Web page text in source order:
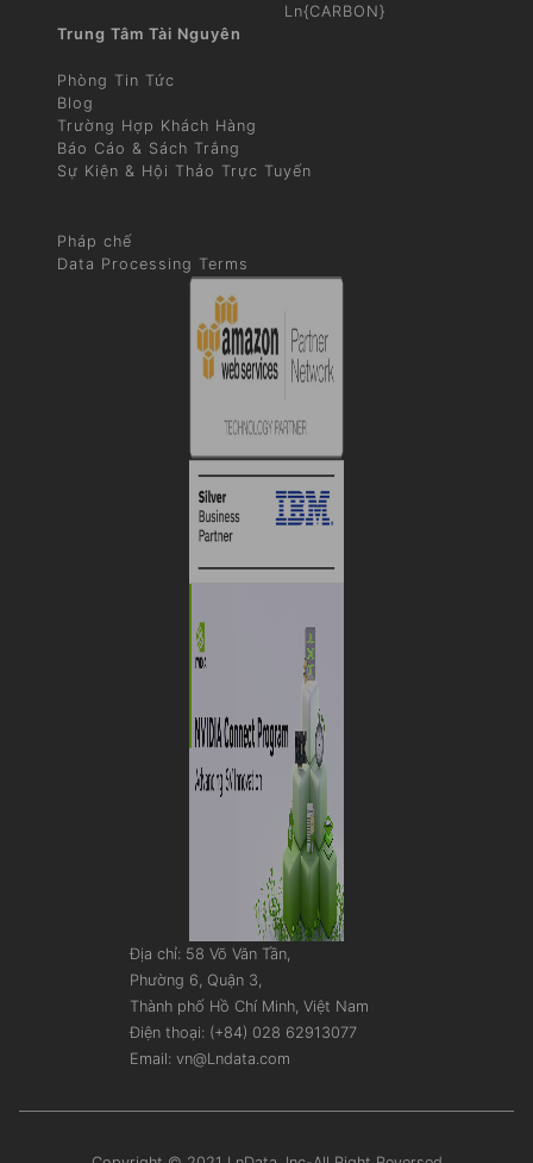
Địa chỉ: 58 Võ Văn Tần,
Phường 6, Quận 3,
Thành phố Hồ Chí Minh, Việt Nam
Điện thoại: (+84) 028 62913077
Email: vn@Lndata.com
Ln{CARBON}
Trung Tâm Tài Nguyên
Phòng Tin Tức
Blog
Trường Hợp Khách Hàng
Báo Cáo & Sách Trắng
Sự Kiện & Hội Thảo Trực Tuyến
Pháp chế
Data Processing Terms